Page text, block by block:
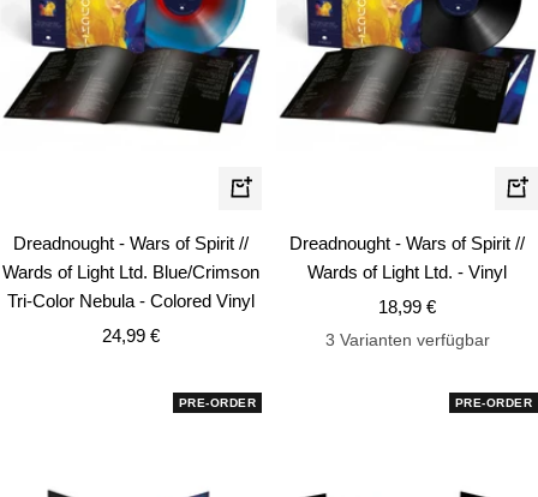
In
den
Warenkorb
Dreadnought - Wars of Spirit //
Wards of Light Ltd. Blue/Crimson
Tri-Color Nebula - Colored Vinyl
Angebotspreis
24,99 €
In
Dreadnought - Wars of Spirit //
Wards of Light Ltd. - Vinyl
Angebotspreis
18,99 €
3 Varianten verfügbar
PRE-ORDER PRE-ORDER